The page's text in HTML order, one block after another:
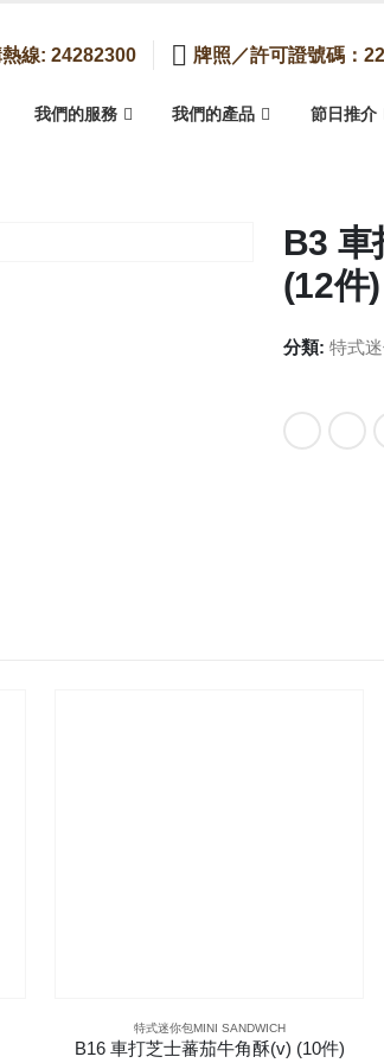
線: 24282300 牌照／許可證號碼：
我們的服務 我們的產品 節日推介
B3 車
(12件)
分類: 特式
特式迷你包MINI SANDWICH
B16 車打芝士蕃茄牛角酥(v) (10件)